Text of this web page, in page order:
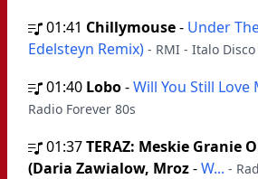
01:41 Chillymouse- Under
Edelsteyn Remix) - RMI - Italo
01:40 Lobo-Will You Still
Radio Forever 80s
01:37TERAZ: Meskie Granie
(Daria Zawialow, Mroz-W... -